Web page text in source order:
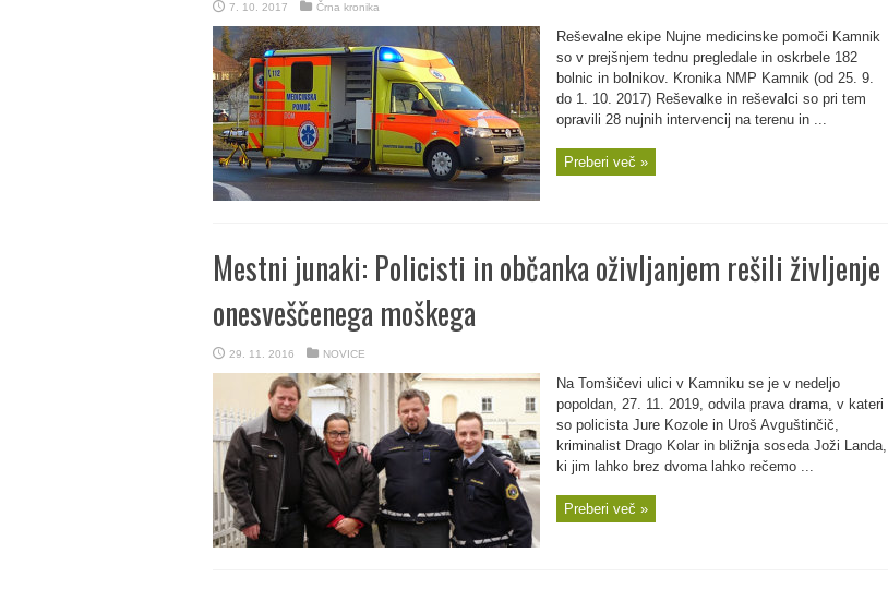
7. 10. 2017 Črna kronika
Reševalne ekipe Nujne medicinske pomoči Kamnik
so v prejšnjem tednu pregledale in oskrbele 182
bolnic in bolnikov. Kronika NMP Kamnik (od 25. 9.
do 1. 10. 2017) Reševalke in reševalci so pri tem
opravili 28 nujnih intervencij na terenu in ...
Preberi več »
Mestni junaki: Policisti in občanka oživljanjem rešili življenje
onesveščenega moškega
29. 11. 2016 NOVICE
Na Tomšičevi ulici v Kamniku se je v nedeljo
popoldan, 27. 11. 2019, odvila prava drama, v kateri
so policista Jure Kozole in Uroš Avguštinčič,
kriminalist Drago Kolar in bližnja soseda Joži Landa,
ki jim lahko brez dvoma lahko rečemo ...
Preberi več »